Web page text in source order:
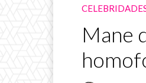
Mane